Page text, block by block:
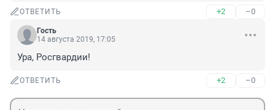
ОТВЕТИТЬ +2 –0
Гость
14 августа 2019, 17:05
Ура, Росгвардии!
ОТВЕТИТЬ +2 –0